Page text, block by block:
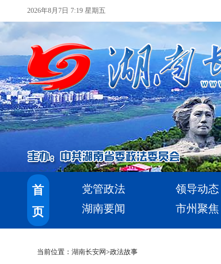
2026年8月7日 7:19 星期五
首
页
党管政法
领导动态
湖南要闻
市州聚焦
当前位置： 湖南长安网 >政法故事